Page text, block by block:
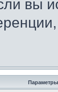
вы
Параметры